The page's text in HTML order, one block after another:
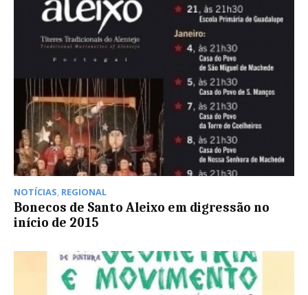
NOTÍCIAS, REGIONAL
Bonecos de Santo Aleixo em digressão no
início de 2015